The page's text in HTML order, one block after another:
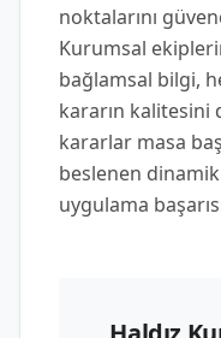
noktalarını
Kurumsal
bağlamsal bilgi,
kararın kalitesini
kararlar masa
beslenen dinamik
uygulama